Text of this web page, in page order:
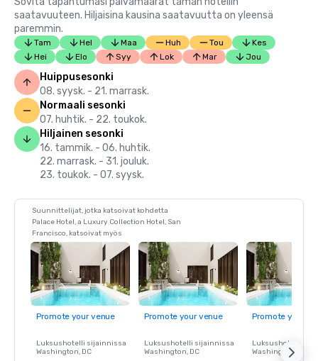
saatavuuteen. Hiljaisina kausina saatavuutta on yleensä
paremmin.
Tam Hel Maa Huh Tou
Kes
Hei
Elo Syy Lok Mar Jou
Huippusesonki
08. syysk. - 21. marrask.
Normaali sesonki
07. huhtik. - 22. toukok.
Hiljainen sesonki
16. tammik. - 06. huhtik.
22. marrask. - 31. jouluk.
23. toukok. - 07. syysk.
Suunnittelijat, jotka katsoivat kohdetta
Palace Hotel, a Luxury Collection Hotel, San
Francisco, katsoivat myös
Promote your venue
Luksushotelli sijainnissa
Washington, DC
Promote your venue
Luksushotelli sijainnissa
Washington, DC
Promote your
Luksushotelli
Washington